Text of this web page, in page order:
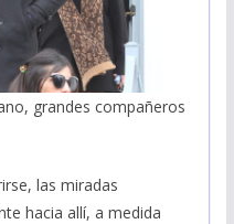
grandes compañeros
las miradas
hacia allí, a medida